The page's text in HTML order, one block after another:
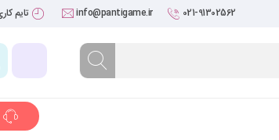
021-91302562
info@pantigame.ir تایم